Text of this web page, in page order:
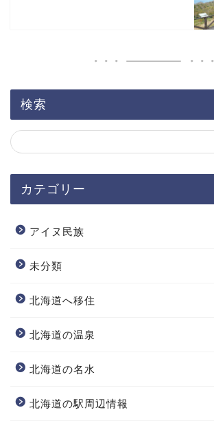
検索
カテゴリー
アイヌ民族
未分類
北海道へ移住
北海道の温泉
北海道の名水
北海道の駅周辺情報